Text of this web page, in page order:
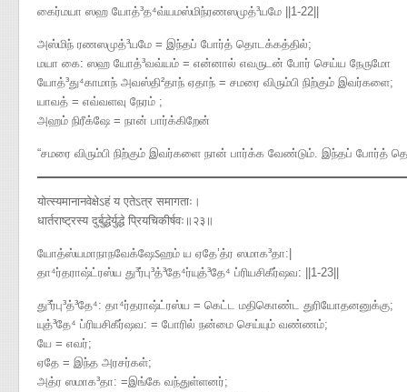
கைர்மயா ஸஹ யோத்³த⁴வ்யமஸ்மிந்ரணஸமுத்³யமே ||1-22||
அஸ்மிந் ரணஸமுத்³யமே = இந்தப் போர்த் தொடக்கத்தில்;
மயா கை: ஸஹ யோத்³வவ்யம் = என்னால் எவருடன் போர் செய்ய நேருமோ
யோத்³து⁴காமாந் அவஸ்தி²தாந் ஏதாந் = சமரை விரும்பி நிற்கும் இவர்களை;
யாவத் = எவ்வளவு நேரம் ;
அஹம் நிரீக்ஷே = நான் பார்க்கிறேன்
“சமரை விரும்பி நிற்கும் இவர்களை நான் பார்க்க வேண்டும். இந்தப்
योत्स्यमानानवेक्षेऽहं य एतेऽत्र समागताः।
धार्तराष्ट्रस्य दुर्बुद्धेर्युद्धे प्रियचिकीर्षवः॥२३॥
யோத்ஸ்யமாநாநவேக்ஷேऽஹம் ய ஏதே’த்ர ஸமாக³தா​:|
தா⁴ர்தராஷ்ட்ரஸ்ய து³ர்பு³த்³தே⁴ர்யுத்³தே⁴ ப்ரியசிகீர்ஷவ​: ||1-23||
து³ர்பு³த்³தே⁴: தா⁴ர்தராஷ்ட்ரஸ்ய = கெட்ட மதிகொண்ட துரியோதனனுக்கு;
யுத்³தே⁴ ப்ரியசிகீர்ஷவ: = போரில் நன்மை செய்யும் வண்ணம்;
யே = எவர்;
ஏதே = இந்த அரசர்கள்;
அத்ர ஸமாக³தா: =இங்கே வந்துள்ளனர்;